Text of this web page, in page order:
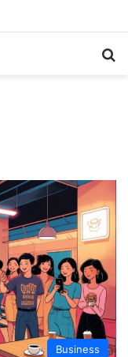
Business